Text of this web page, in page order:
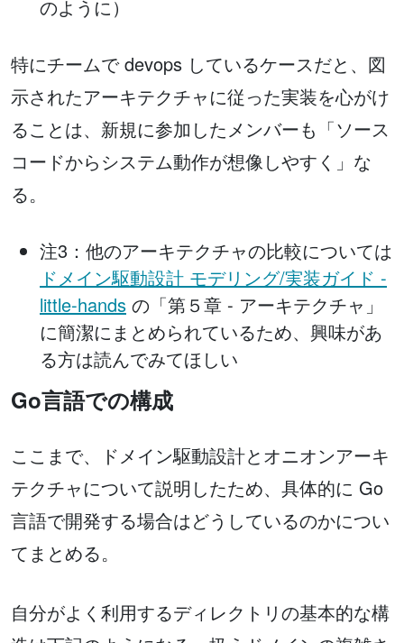
のように）
特にチームで devops しているケースだと、図
示されたアーキテクチャに従った実装を心がけ
ることは、新規に参加したメンバーも「ソース
コードからシステム動作が想像しやすく」な
る。
注3：他のアーキテクチャの比較については
ドメイン駆動設計 モデリング/実装ガイド -
little-hands の「第５章 - アーキテクチャ」
に簡潔にまとめられているため、興味があ
る方は読んでみてほしい
Go言語での構成
ここまで、ドメイン駆動設計とオニオンアーキ
テクチャについて説明したため、具体的に Go
言語で開発する場合はどうしているのかについ
てまとめる。
自分がよく利用するディレクトリの基本的な構